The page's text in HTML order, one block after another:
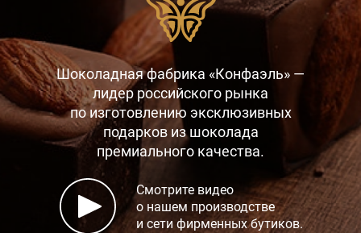
Шоколадная фабрика «Конфаэль» —
лидер российского рынка
по изготовлению эксклюзивных
подарков из шоколада
премиального качества.
Смотрите видео
о нашем производстве
и сети фирменных бутиков.